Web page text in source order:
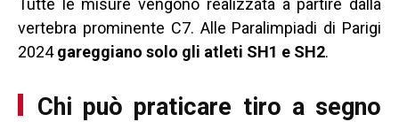
Tutte le misure vengono realizzata a partire dalla
vertebra prominente C7. Alle Paralimpiadi di Parigi
2024gareggiano solo gli atleti SH1 e SH2.
Chi può praticare tiro a segno